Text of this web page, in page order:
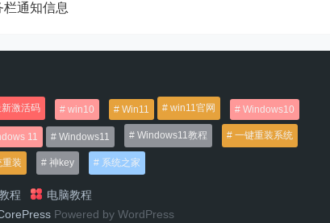
通知信息
激活码 win10 Win11 win11官网 Windows10
11 Windows11 Windows11教程 一键重装系统
重装 神key 系统之家
程
电脑教程
Powered by WordPress